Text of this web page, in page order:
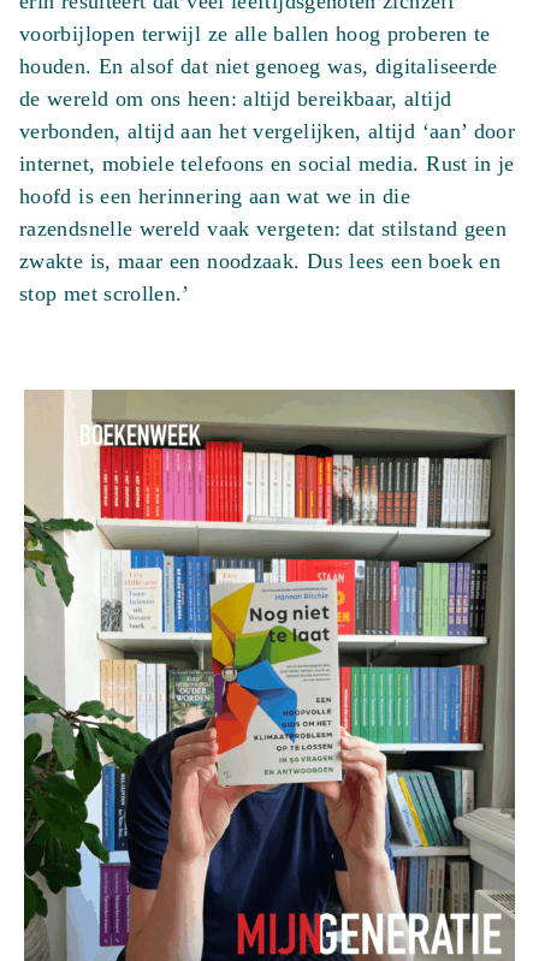
voorbijlopen terwijl ze alle ballen hoog proberen te
houden. En alsof dat niet genoeg was, digitaliseerde
de wereld om ons heen: altijd bereikbaar, altijd
verbonden, altijd aan het vergelijken, altijd ‘aan’ door
internet, mobiele telefoons en social media. Rust in je
hoofd is een herinnering aan wat we in die
razendsnelle wereld vaak vergeten: dat stilstand geen
zwakte is, maar een noodzaak. Dus lees een boek en
stop met scrollen.’